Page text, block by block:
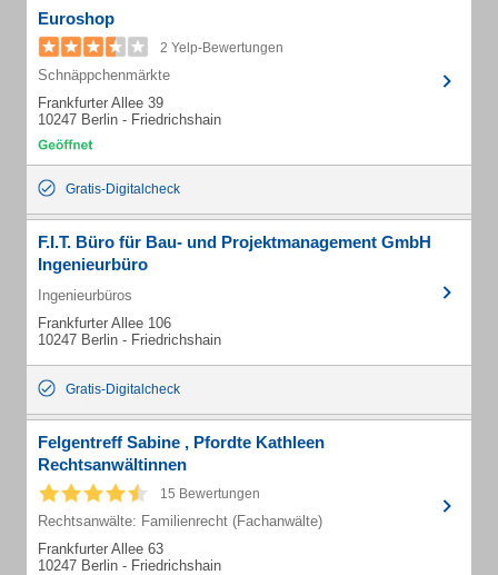
Euroshop
2 Yelp-Bewertungen
Schnäppchenmärkte
Frankfurter Allee 39
10247 Berlin - Friedrichshain
Gratis-Digitalcheck
F.I.T. Büro für Bau- und Projektmanagement GmbH
Ingenieurbüro
Ingenieurbüros
Frankfurter Allee 106
10247 Berlin - Friedrichshain
Gratis-Digitalcheck
Felgentreff Sabine , Pfordte Kathleen
Rechtsanwältinnen
15 Bewertungen
Rechtsanwälte: Familienrecht (Fachanwälte)
Frankfurter Allee 63
10247 Berlin - Friedrichshain